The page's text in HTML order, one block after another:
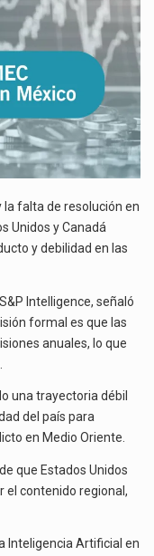
El gobierno de Estados Unidos anunciará un arancel del 15 % sobre los productos fabricados…
El Departamento de Agricultura de Estados Unidos (USDA) suspendió el 5 de agosto de 2026…
la falta de resolución en
Unidos y Canadá
y debilidad en las
Intelligence, señaló
formal es que las
anuales, lo que
una trayectoria débil
del país para
en Medio Oriente.
que Estados Unidos
el contenido regional,
Inteligencia Artificial en